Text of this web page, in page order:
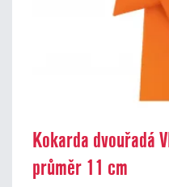
Kokarda dvouřadá
průměr 11 cm